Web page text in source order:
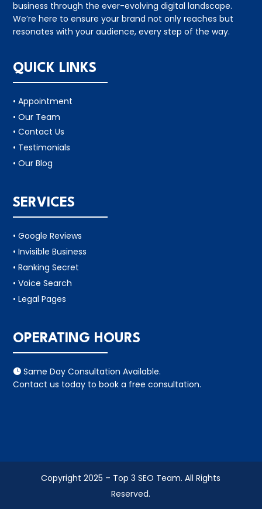
business through the ever-evolving digital landscape.
We’re here to ensure your brand not only reaches but
resonates with your audience, every step of the way.
QUICK LINKS
• Appointment
• Our Team
• Contact Us
• Testimonials
• Our Blog
SERVICES
• Google Reviews
• Invisible Business
• Ranking Secret
• Voice Search
• Legal Pages
OPERATING HOURS
 Same Day Consultation Available.
Contact us today to book a free consultation.
Copyright 2025 – Top 3 SEO Team. All Rights
Reserved.